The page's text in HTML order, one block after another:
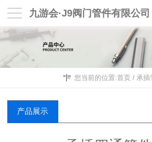
九游会·J9阀门管件有限公司
您当前的位置:首页 / 承插
产品展示